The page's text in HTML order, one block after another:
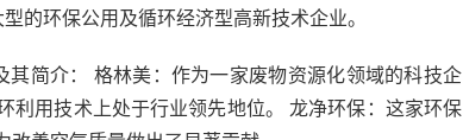
的环保公用及循环经济型高新技术企业。
简介： 格林美：作为一家废物资源化领域的科技企
利用技术上处于行业领先地位。 龙净环保：这家环保